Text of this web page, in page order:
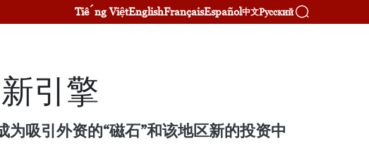
Tiếng ViệtEnglishFrançaisEspañol中文Русский
引擎
吸引外资的“磁石”和该地区新的投资中